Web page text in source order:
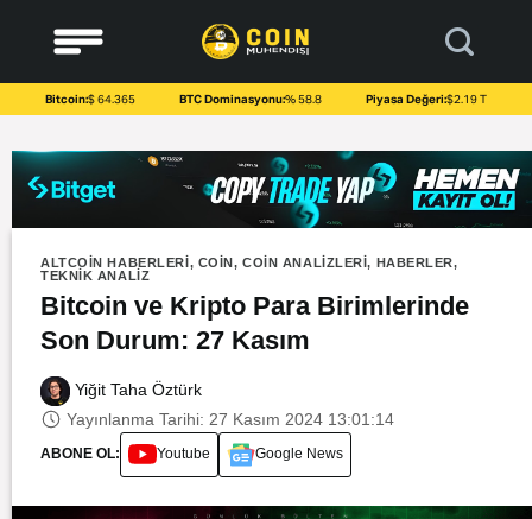
content
Bitcoin:$ 64.365 BTC Dominasyonu:% 58.8 Piyasa Değeri:$2.19 T
ALTCOIN HABERLERI, COIN,COIN ANALIZLERI, HABERLER,
TEKNIK ANALIZ
Bitcoin ve Kripto Para Birimlerinde
Son Durum: 27 Kasım
Yiğit Taha Öztürk
Yayınlanma Tarihi: 27 Kasım 2024 13:01:14
ABONE OL: Youtube Google News